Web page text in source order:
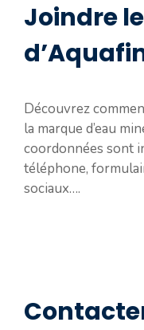
Joindre
Découvrez
la marque d’eau
coordonnées sont
téléphone,
sociaux….